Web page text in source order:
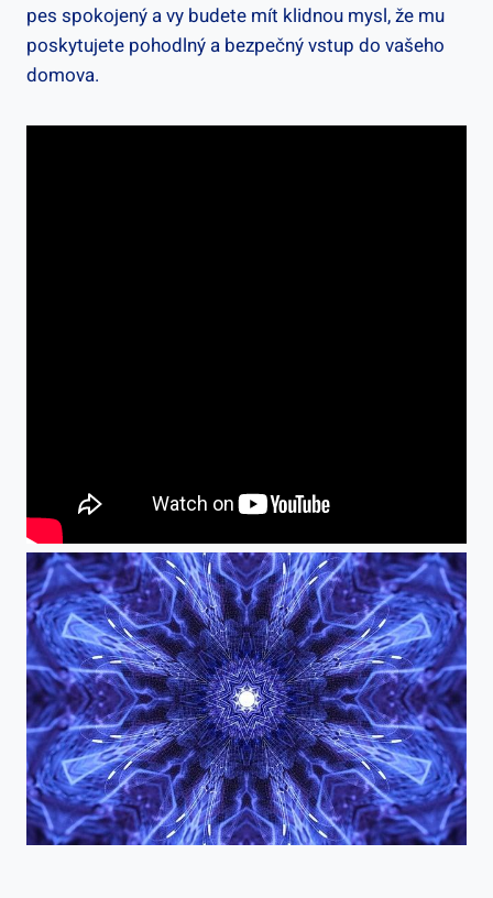
pes spokojený a vy budete mít klidnou mysl, že mu
poskytujete pohodlný a bezpečný vstup do vašeho
domova.